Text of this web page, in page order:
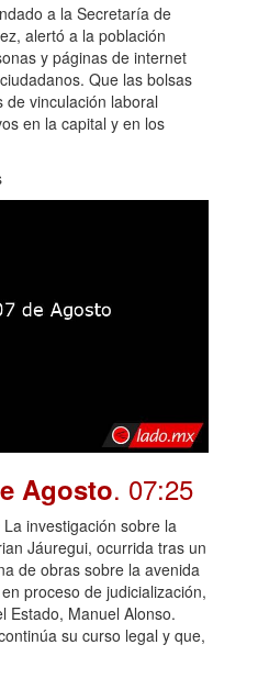
a la Secretaría de
alertó a la población
y páginas de internet
Que las bolsas
vinculación laboral
en la capital y en los
Agosto. 07:25
investigación sobre la
Jáuregui, ocurrida tras un
de obras sobre la avenida
proceso de judicialización,
Estado, Manuel Alonso.
su curso legal y que,